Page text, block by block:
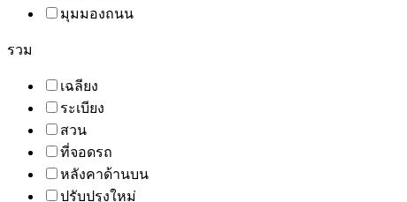
มุมมองถนน
รวม
เฉลียง
ระเบียง
สวน
ที่จอดรถ
หลังคาด้านบน
ปรับปรุงใหม่